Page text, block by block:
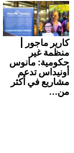
كارير ماجور |
منظمة غير
حكومية: مانوس
أونيداس تدعم
مشاريع في أكثر
من...